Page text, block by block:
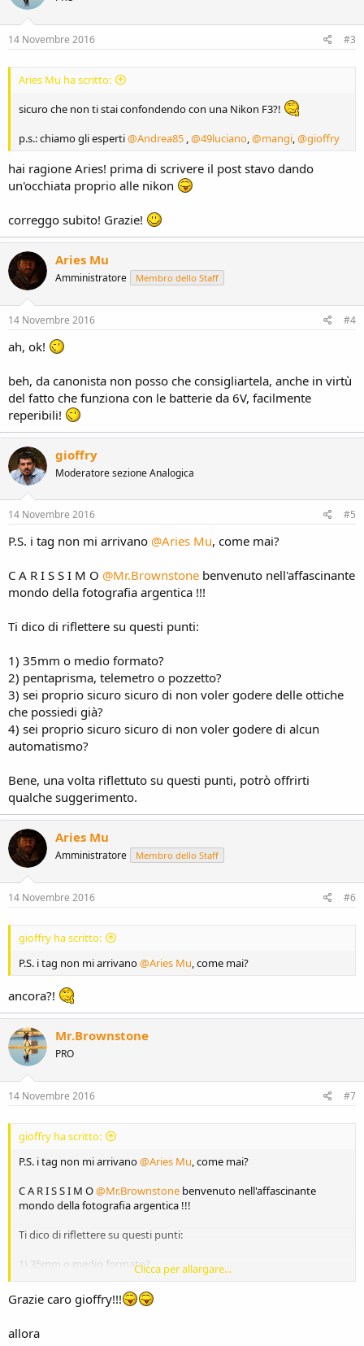
o
n
s
14 Novembre 2016 #3
Aries Mu ha scritto:
sicuro che non ti stai confondendo con una Nikon F3?!
p.s.: chiamo gli esperti@Andrea85 ,@49luciano,@mangi,@gioffry
hai ragione Aries! prima di scrivere il post stavo dando
un'occhiata proprio alle nikon
correggo subito! Grazie!
Aries Mu
Amministratore Membro dello Staff
14 Novembre 2016 #4
ah, ok!
beh, da canonista non posso che consigliartela, anche in virtù
del fatto che funziona con le batterie da 6V, facilmente
reperibili!
gioffry
Moderatore sezione Analogica
14 Novembre 2016 #5
P.S. i tag non mi arrivano @Aries Mu, come mai?
C A R I S S I M O @Mr.Brownstone benvenuto nell'affascinante
mondo della fotografia argentica !!!
Ti dico di riflettere su questi punti:
1) 35mm o medio formato?
2) pentaprisma, telemetro o pozzetto?
3) sei proprio sicuro sicuro di non voler godere delle ottiche
che possiedi già?
4) sei proprio sicuro sicuro di non voler godere di alcun
automatismo?
Bene, una volta riflettuto su questi punti, potrò offrirti
qualche suggerimento.
Aries Mu
Amministratore Membro dello Staff
14 Novembre 2016 #6
gioffry ha scritto:
P.S. i tag non mi arrivano@Aries Mu, come mai?
ancora?!
Mr.Brownstone
PRO
14 Novembre 2016 #7
gioffry ha scritto:
P.S. i tag non mi arrivano@Aries Mu, come mai?
C A R I S S I M O@Mr.Brownstone benvenuto nell'affascinante
mondo della fotografia argentica !!!
Ti dico di riflettere su questi punti:
1) 35mm o medio formato?
2) pentaprisma, telemetro o pozzetto?
3) sei proprio sicuro sicuro di non voler godere delle ottiche che
possiedi già?
automatismo?
Clicca per allargare...
Grazie caro gioffry!!!
allora